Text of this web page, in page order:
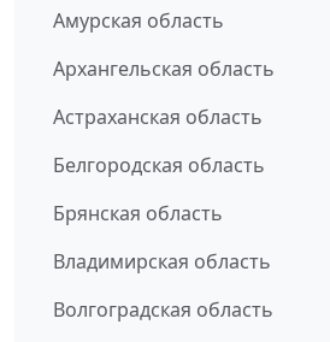
Амурская область
Архангельская область
Астраханская область
Белгородская область
Брянская область
Владимирская область
Волгоградская область